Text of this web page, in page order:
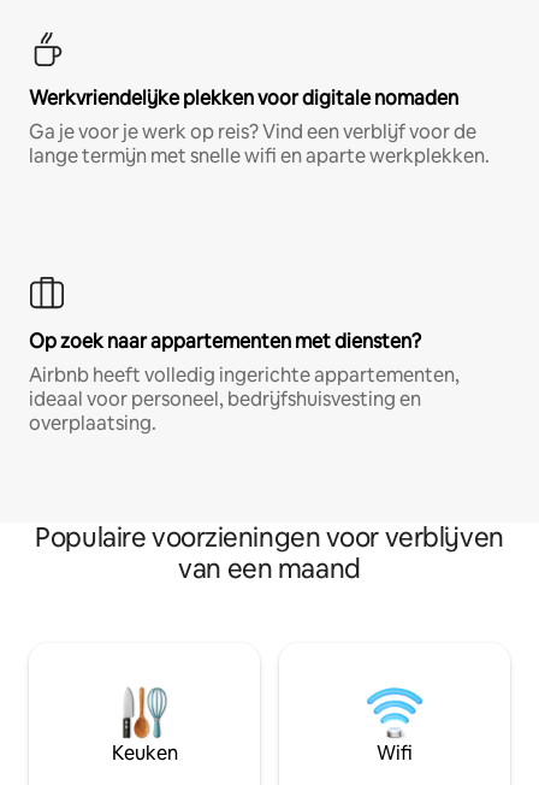
Werkvriendelijke plekken voor digitale nomaden
Ga je voor je werk op reis? Vind een verblijf voor de
lange termijn met snelle wifi en aparte werkplekken.
Op zoek naar appartementen met diensten?
Airbnb heeft volledig ingerichte appartementen,
ideaal voor personeel, bedrijfshuisvesting en
overplaatsing.
Populaire voorzieningen voor verblijven
van een maand
Keuken Wifi